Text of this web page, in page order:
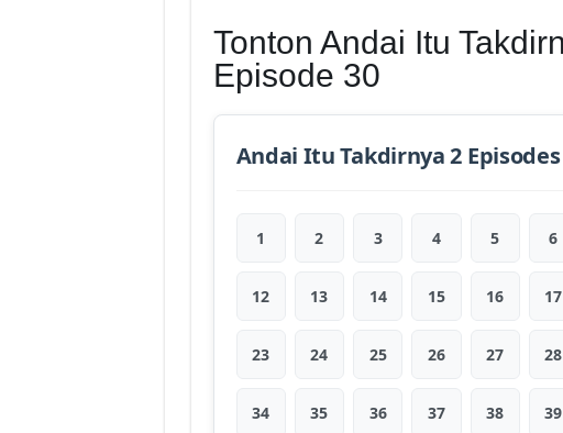
Tonton Andai Itu
Episode 30
Andai Itu Takdirnya 2 Episodes
1 2 3 4 5 6
12 13 14 15 16 17
23 24 25 26 27 28
34 35 36 37 38 39